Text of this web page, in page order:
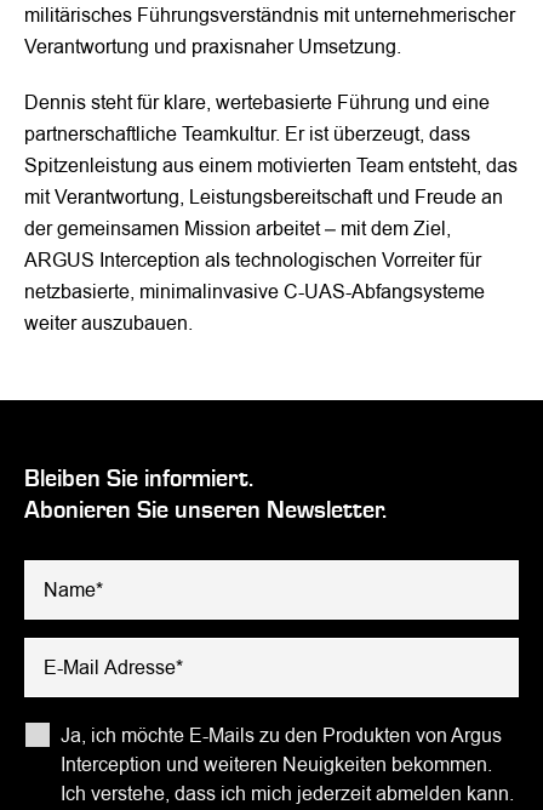
militärisches Führungsverständnis mit unternehmerischer
Verantwortung und praxisnaher Umsetzung.
Dennis steht für klare, wertebasierte Führung und eine
partnerschaftliche Teamkultur. Er ist überzeugt, dass
Spitzenleistung aus einem motivierten Team entsteht, das
mit Verantwortung, Leistungsbereitschaft und Freude an
der gemeinsamen Mission arbeitet – mit dem Ziel,
ARGUS Interception als technologischen Vorreiter für
netzbasierte, minimalinvasive C-UAS-Abfangsysteme
weiter auszubauen.
Bleiben Sie informiert.
Abonieren Sie unseren Newsletter.
Ja, ich möchte E-Mails zu den Produkten von Argus
Interception und weiteren Neuigkeiten bekommen.
Ich verstehe, dass ich mich jederzeit abmelden kann.